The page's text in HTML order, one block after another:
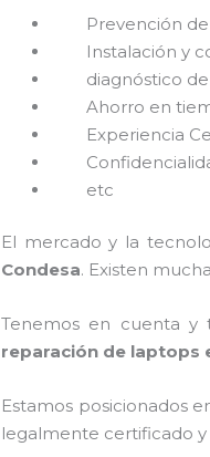
Prevención
Instalación y
diagnóstico
Ahorro en
Experiencia
etc
El mercado y la
Condesa. Existen
Tenemos en cuenta y
reparación de laptops
Estamos posicionados
legalmente certificado